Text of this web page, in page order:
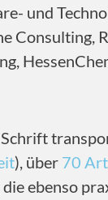
und
Consulting,
), über 70
die ebenso